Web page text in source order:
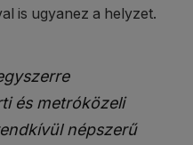
is ugyanez a helyzet.
és metróközeli
népszerű